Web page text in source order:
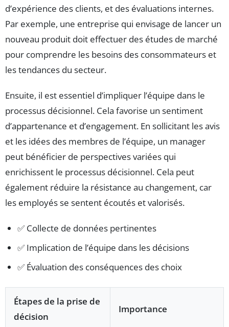
d’expérience des clients, et des évaluations internes.
Par exemple, une entreprise qui envisage de lancer un
nouveau produit doit effectuer des études de marché
pour comprendre les besoins des consommateurs et
les tendances du secteur.
Ensuite, il est essentiel d’impliquer l’équipe dans le
processus décisionnel. Cela favorise un sentiment
d’appartenance et d’engagement. En sollicitant les avis
et les idées des membres de l’équipe, un manager
peut bénéficier de perspectives variées qui
enrichissent le processus décisionnel. Cela peut
également réduire la résistance au changement, car
les employés se sentent écoutés et valorisés.
✅ Collecte de données pertinentes
✅ Implication de l’équipe dans les décisions
✅ Évaluation des conséquences des choix
Étapes de la prise de
décision
Importance